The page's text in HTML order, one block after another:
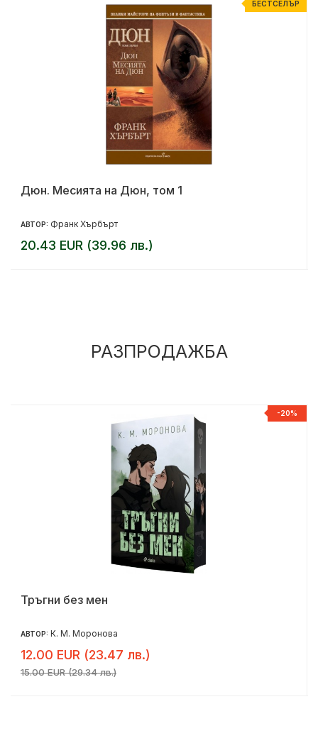
БЕСТСЕЛЪР
Дюн. Месията на Дюн, том 1
АВТОР: Франк Хърбърт
20.43 EUR (39.96 лв.)
РАЗПРОДАЖБА
-20%
Тръгни без мен
АВТОР: К. М. Моронова
12.00 EUR (23.47 лв.)
15.00 EUR (29.34 лв.)